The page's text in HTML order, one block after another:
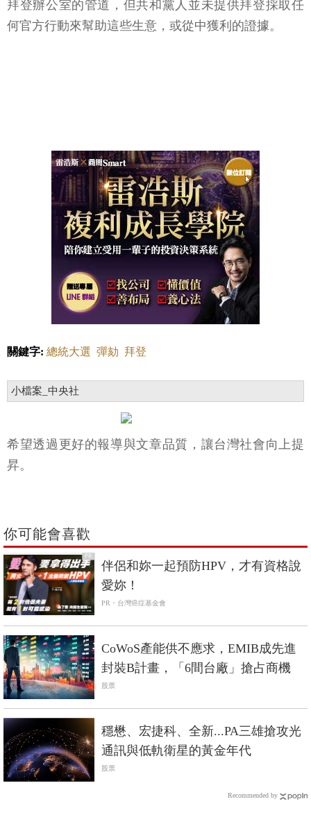
拜登辦公室的管道，但共和黨人並未提供拜登採取任
何官方行動來幫助這些生意，或從中獲利的證據。
關鍵字: 總統大選 彈劾 拜登
小檔案_中央社
希望透過更好的報導與文章品質，讓台灣社會向上提
昇。
你可能會喜歡
PR
伴侶和妳一起預防HPV，才有資格說
愛妳！
PR・台灣癌症基金會
CoWoS產能供不應求，EMIB成先進
封裝B計畫，「6間台廠」搶占商機
股票
穩懋、宏捷科、全新...PA三雄搶攻光
通訊與低軌衛星的黃金年代
股票
Recommended by